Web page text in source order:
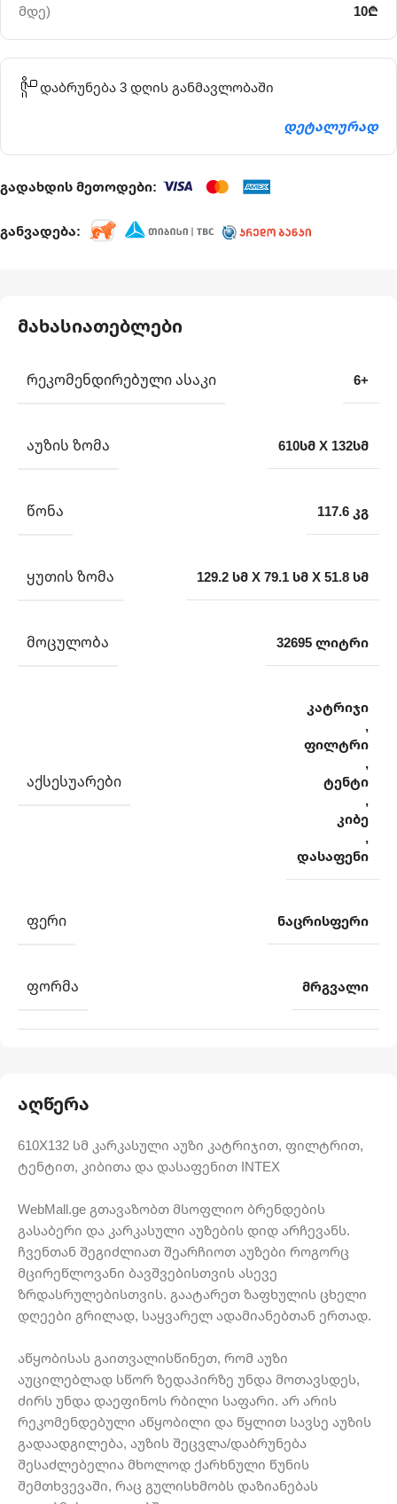
მდე)
10₾
დაბრუნება 3 დღის განმავლობაში
დეტალურად
გადახდის მეთოდები:
განვადება:
აღწერა
610X132 სმ კარკასული აუზი კატრიჯით, ფილტრით,
ტენტით, კიბითა და დასაფენით INTEX
WebMall.ge გთავაზობთ მსოფლიო ბრენდების
გასაბერი და კარკასული აუზების დიდ არჩევანს.
ჩვენთან შეგიძლიათ შეარჩიოთ აუზები როგორც
მცირეწლოვანი ბავშვებისთვის ასევე
ზრდასრულებისთვის. გაატარეთ ზაფხულის ცხელი
დღეები გრილად, საყვარელ ადამიანებთან ერთად.
აწყობისას გაითვალისწინეთ, რომ აუზი
აუცილებლად სწორ ზედაპირზე უნდა მოთავსდეს,
ძირს უნდა დაეფინოს რბილი საფარი. არ არის
რეკომენდებული აწყობილი და წყლით სავსე აუზის
გადაადგილება, აუზის შეცვლა/დაბრუნება
შესაძლებელია მხოლოდ ქარხნული წუნის
შემთხვევაში, რაც გულისხმობს დაზიანებას
მახასიათებლები
ᲠᲔᲙᲝᲛᲔᲜᲓᲘᲠᲔᲑᲣᲚᲘ ᲐᲡᲐᲙᲘ 6+
ᲐᲣᲖᲘᲡ ᲖᲝᲛᲐ 610სმ X 132სმ
ᲬᲝᲜᲐ 117.6 კგ
ᲧᲣᲗᲘᲡ ᲖᲝᲛᲐ 129.2 სმ X 79.1 სმ X 51.8 სმ
ᲛᲝᲪᲣᲚᲝᲑᲐ 32695 ლიტრი
ᲐᲥᲡᲔᲡᲣᲐᲠᲔᲑᲘ
კატრიჯი
,
ფილტრი
,
ტენტი
,
კიბე
,
დასაფენი
ᲤᲔᲠᲘ ნაცრისფერი
ᲤᲝᲠᲛᲐ მრგვალი